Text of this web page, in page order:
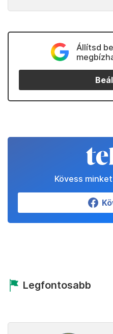
Állítsd
Kövess
Legfontosabb